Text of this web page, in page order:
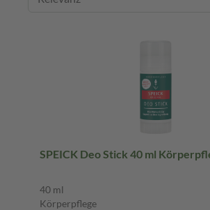
SPEICK Deo Stick 40 ml
40 ml
Körperpflege